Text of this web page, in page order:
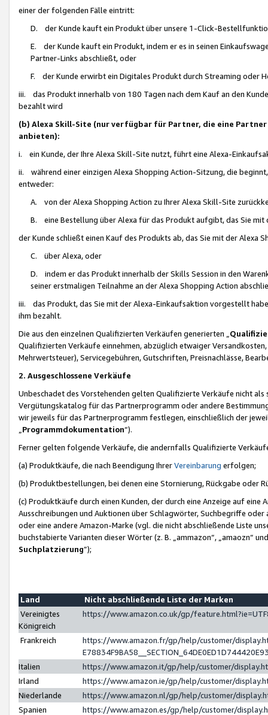
einer der folgenden Fälle eintritt:
D. der Kunde kauft ein Produkt über unsere 1-Click-
E. der Kunde kauft ein Produkt, indem er es in seinen
Partner-Links abschließt, oder
F. der Kunde erwirbt ein Digitales Produkt durch Streaming oder
iii. das Produkt innerhalb von 180 Tagen nach dem Kauf an den
bezahlt wird
(b) Alexa Skill-Site (nur verfügbar für Partner, die eine
anbieten):
i. ein Kunde, der Ihre Alexa Skill-Site nutzt, führt eine Alexa-
ii. während einer einzigen Alexa Shopping Action-Sitzung, die
entweder:
A. von der Alexa Shopping Action zu Ihrer Alexa Skill-Site
B. eine Bestellung über Alexa für das Produkt aufgibt, das Sie mit
der Kunde schließt einen Kauf des Produkts ab, das Sie mit der Alexa
C. über Alexa, oder
D. indem er das Produkt innerhalb der Skills Session in den
seiner erstmaligen Teilnahme an der Alexa Shopping Action
iii. das Produkt, das Sie mit der Alexa-Einkaufsaktion vorgestellt
ihm bezahlt.
Die aus den einzelnen Qualifizierten Verkäufen generierten „
Qualifizierten Verkäufe einnehmen, abzüglich etwaiger
Mehrwertsteuer), Servicegebühren, Gutschriften, Preisnachlässe,
2. Ausgeschlossene Verkäufe
Unbeschadet des Vorstehenden gelten Qualifizierte Verkäufe nicht
Vergütungskatalog für das Partnerprogramm oder andere
wir jeweils für das Partnerprogramm festlegen, einschließlich der
Programmdokumentation“).
Ferner gelten folgende Verkäufe, die andernfalls Qualifizierte
(a) Produktkäufe, die nach Beendigung IhrerVereinbarung erfolgen;
(b) Produktbestellungen, bei denen eine Stornierung, Rückgabe oder
(c) Produktkäufe durch einen Kunden, der durch eine Anzeige auf
Ausschreibungen und Auktionen über Schlagwörter, Suchbegriffe
oder eine andere Amazon-Marke (vgl. die nicht abschließende Liste
buchstabierte Varianten dieser Wörter (z. B. „ammazon“, „amaozn“
Suchplatzierung”);
Land
Nicht abschließende Liste der Marken
Vereinigtes
Königreich
https://www.amazon.co.uk/gp/
Frankreich
https://www.amazon.fr/gp/help/customer/
Italien
https://www.amazon.it/gp/help/customer/
Irland
https://www.amazon.ie/gp/help/customer/
Niederlande
https://www.amazon.nl/gp/help/customer/
Spanien
https://www.amazon.es/gp/help/customer/